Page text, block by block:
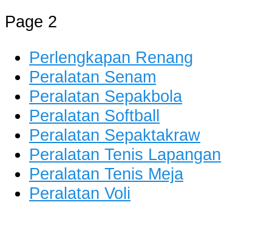
Distributor Alat Olahraga
Jual Alat Olahraga Murah, Lengkap
Page 2
Perlengkapan Renang
Peralatan Senam
Peralatan Sepakbola
Peralatan Softball
Peralatan Sepaktakraw
Peralatan Tenis Lapangan
Peralatan Tenis Meja
Peralatan Voli